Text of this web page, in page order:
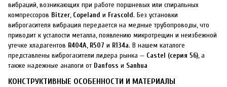
вибраций, возникающих при работе поршневых или спиральных
компрессоров Bitzer, Copeland и Frascold. Без установки
виброгасителя вибрация передается на медные трубопроводы, что
приводит к усталости металла, появлению микротрещин и неизбежной
утечке хладагентов R404A, R507 и R134a. В нашем каталоге
представлены виброгасители лидера рынка — Castel (серия 56), а
также надежные аналоги от Danfoss и Sanhua
КОНСТРУКТИВНЫЕ ОСОБЕННОСТИ И МАТЕРИАЛЫ